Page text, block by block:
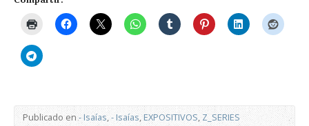
Publicado en- Isaías,- Isaías,EXPOSITIVOS,Z_SERIES